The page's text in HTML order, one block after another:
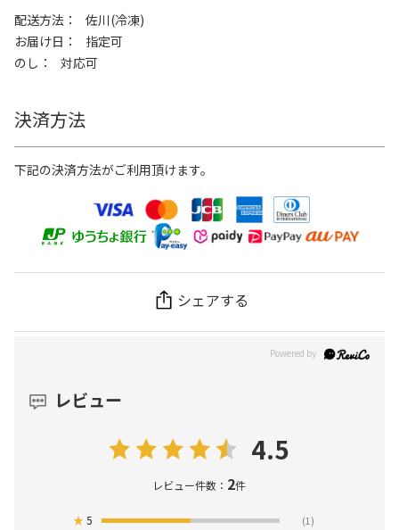
配送方法
佐川(冷凍)
お届け日
指定可
のし
対応可
決済方法
下記の決済方法がご利用頂けます。
シェアする
レビュー
4.5
レビュー件数： 2件
★5 (1)